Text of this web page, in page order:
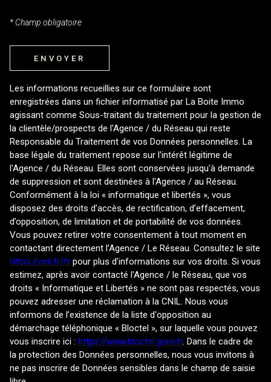
* Champ obligatoire
ENVOYER
Les informations recueillies sur ce formulaire sont
enregistrées dans un fichier informatisé par La Boite Immo
agissant comme Sous-traitant du traitement pour la gestion de
la clientèle/prospects de l'Agence / du Réseau qui reste
Responsable du Traitement de vos Données personnelles. La
base légale du traitement repose sur l'intérêt légitime de
l'Agence / du Réseau. Elles sont conservées jusqu'à demande
de suppression et sont destinées à l'Agence / au Réseau.
Conformément à la loi « informatique et libertés », vous
disposez des droits d’accès, de rectification, d’effacement,
d’opposition, de limitation et de portabilité de vos données.
Vous pouvez retirer votre consentement à tout moment en
contactant directement l’Agence / Le Réseau. Consultez le site
https://cnil.fr/fr pour plus d’informations sur vos droits. Si vous
estimez, après avoir contacté l'Agence / le Réseau, que vos
droits « Informatique et Libertés » ne sont pas respectés, vous
pouvez adresser une réclamation à la CNIL. Nous vous
informons de l’existence de la liste d'opposition au
démarchage téléphonique « Bloctel », sur laquelle vous pouvez
vous inscrire ici : https://www.bloctel.gouv.fr. Dans le cadre de
la protection des Données personnelles, nous vous invitons à
ne pas inscrire de Données sensibles dans le champ de saisie